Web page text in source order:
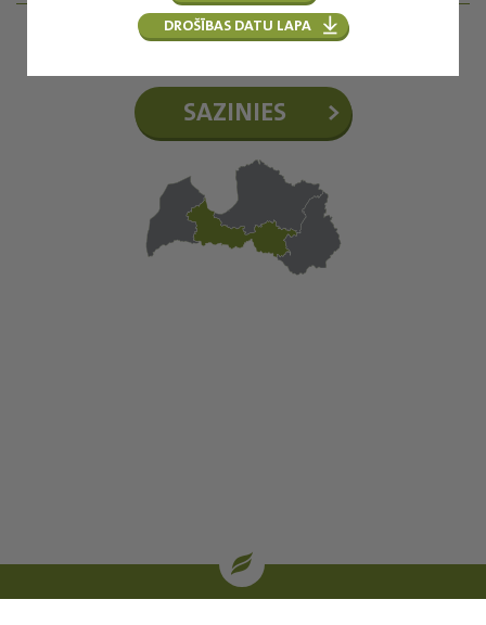
DROŠĪBAS DATU LAPA
AGRONOMI - REĢIONĀLIE MENEDŽERI
SAZINIES